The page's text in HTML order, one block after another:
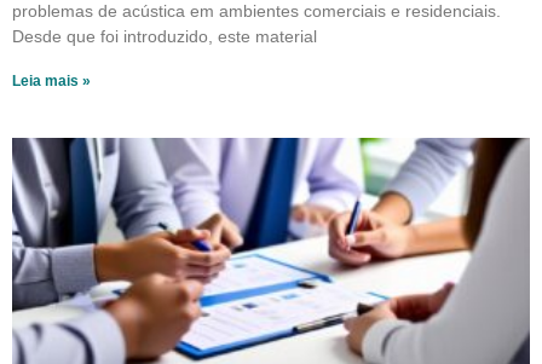
problemas de acústica em ambientes comerciais e residenciais.
Desde que foi introduzido, este material
Leia mais »